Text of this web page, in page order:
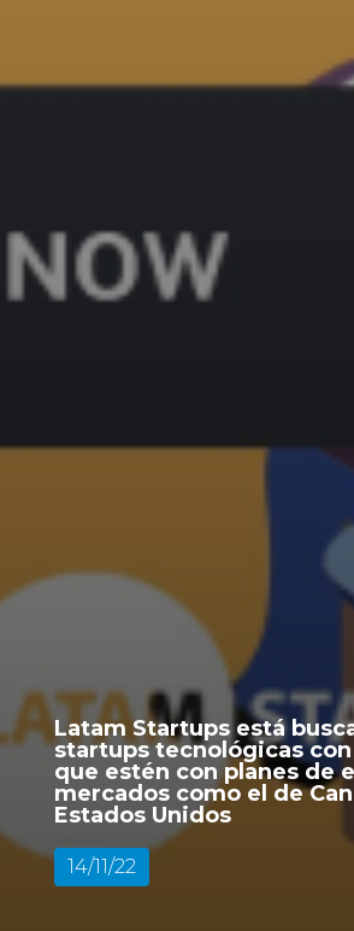
Latam Startups está
startups tecnológicas
que estén con planes de
mercados como el de
Estados Unidos
14/11/22